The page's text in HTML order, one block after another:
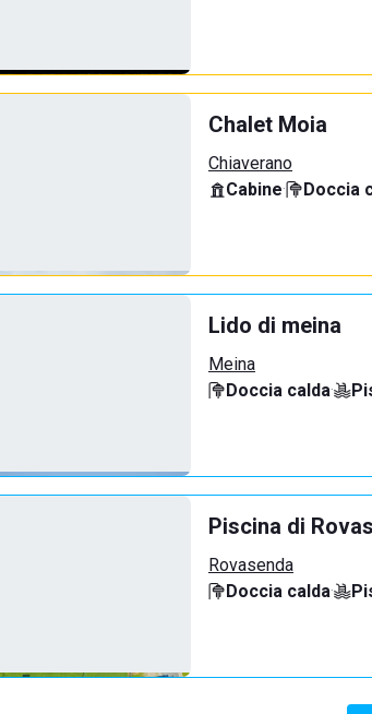
Chalet Moia
Chiaverano
Cabine· Doccia
Lido di meina
Meina
Doccia calda·
Piscina di
Rovasenda
Doccia calda·